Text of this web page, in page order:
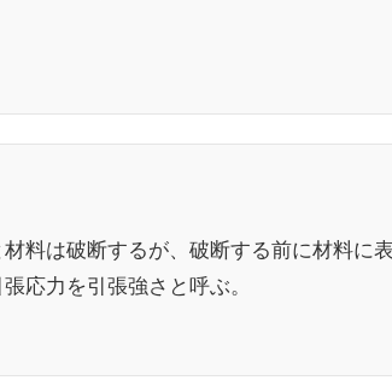
料は破断するが、破断する前に材料に
応力を引張強さと呼ぶ。